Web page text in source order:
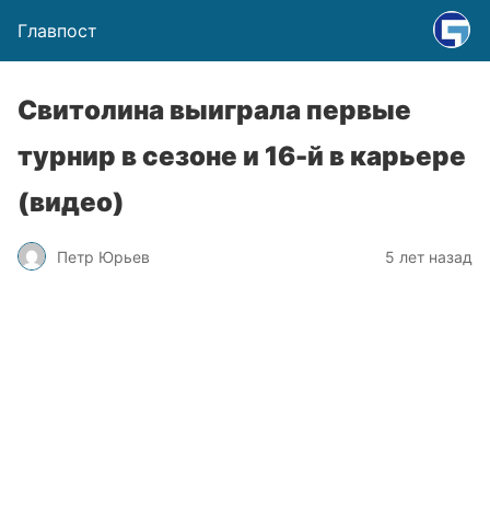
Главпост
Свитолина выиграла первые
турнир в сезоне и 16-й в карьере
(видео)
Петр Юрьев 5 лет назад